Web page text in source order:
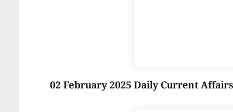
02 February 2025 Daily Current